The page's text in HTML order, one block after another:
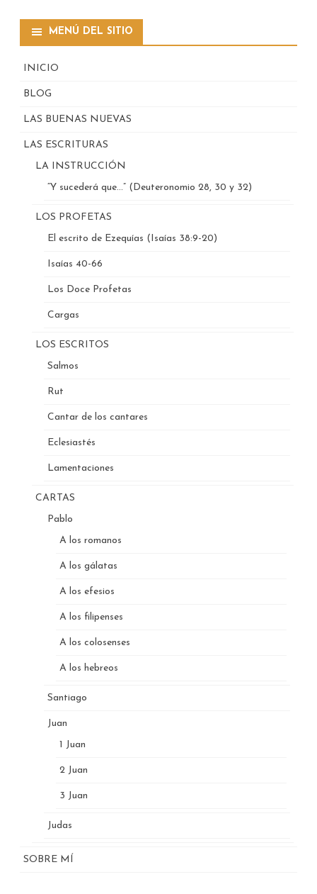
MENÚ DEL SITIO
INICIO
BLOG
LAS BUENAS NUEVAS
LAS ESCRITURAS
LA INSTRUCCIÓN
“Y sucederá que…” (Deuteronomio 28, 30 y 32)
LOS PROFETAS
El escrito de Ezequías (Isaías 38:9-20)
Isaías 40-66
Los Doce Profetas
Cargas
LOS ESCRITOS
Salmos
Rut
Cantar de los cantares
Eclesiastés
Lamentaciones
CARTAS
Pablo
A los romanos
A los gálatas
A los efesios
A los filipenses
A los colosenses
A los hebreos
Santiago
Juan
1 Juan
2 Juan
3 Juan
Judas
SOBRE MÍ